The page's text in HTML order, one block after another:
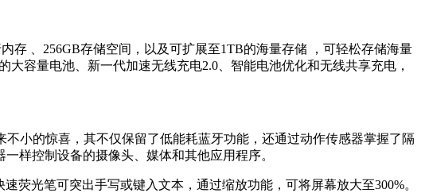
存 、256GB存储空间，以及可扩展至1TB的海量存储 ，可轻松存储海量
容量电池、新一代加速无线充电2.0、智能电池优化和无线共享充电，
不小的惊喜，其不仅保留了低能耗蓝牙功能，还通过动作传感器掌握了隔
样控制设备的摄像头、媒体和其他应用程序。
荧光笔可突出手写或键入文本，通过缩放功能，可将屏幕放大至300%。